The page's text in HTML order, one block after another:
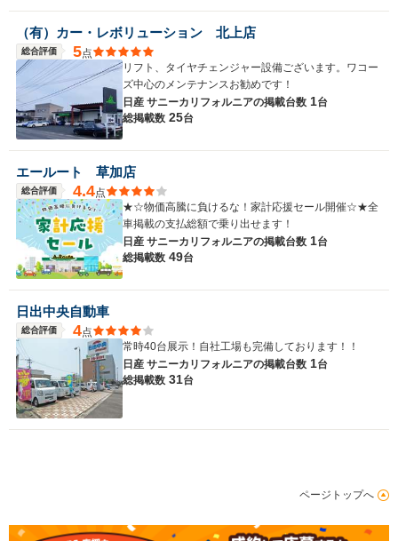
（有）カー・レボリューション 北上店
総合評価 5点
リフト、タイヤチェンジャー設備ございます。ワコー
ズ中心のメンテナンスお勧めです！
日産 サニーカリフォルニアの掲載台数 1台
総掲載数 25台
エールート 草加店
総合評価 4.4点
★☆物価高騰に負けるな！家計応援セール開催☆★全
車掲載の支払総額で乗り出せます！
日産 サニーカリフォルニアの掲載台数 1台
総掲載数 49台
日出中央自動車
総合評価 4点
常時40台展示！自社工場も完備しております！！
日産 サニーカリフォルニアの掲載台数 1台
総掲載数 31台
ページトップへ